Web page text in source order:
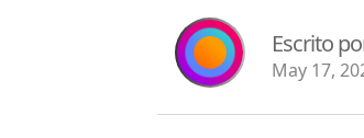
Escrito
May 17,